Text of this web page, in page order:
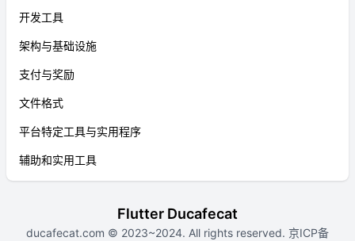
开发工具
架构与基础设施
支付与奖励
文件格式
平台特定工具与实用程序
辅助和实用工具
Flutter Ducafecat
ducafecat.com © 2023~2024. All rights reserved. 京ICP备